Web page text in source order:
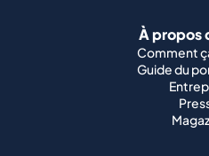
À propos
Comment
Guide du